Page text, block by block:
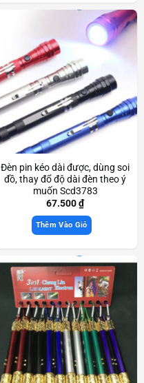
Đèn pin kéo dài được, dùng soi
đồ, thay đổ độ dài đèn theo ý
muốn Scd3783
67.500₫
Thêm Vào Giỏ